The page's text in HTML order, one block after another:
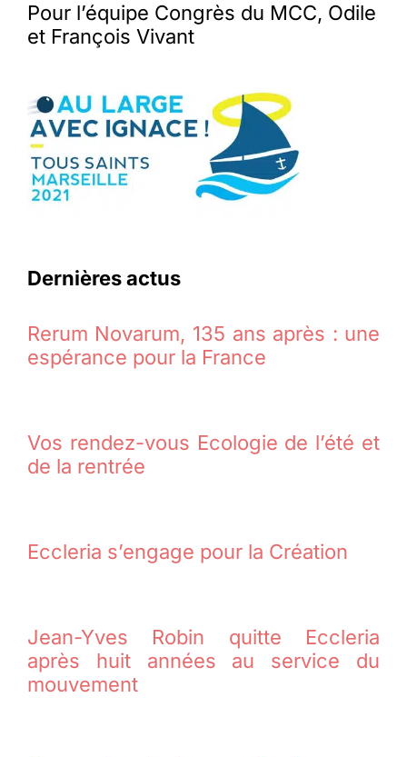
Pour l’équipe Congrès du MCC, Odile
et François Vivant
Dernières actus
Rerum Novarum, 135 ans après : une
espérance pour la France
Vos rendez-vous Ecologie de l’été et
de la rentrée
Eccleria s’engage pour la Création
Jean-Yves Robin quitte Eccleria
après huit années au service du
mouvement